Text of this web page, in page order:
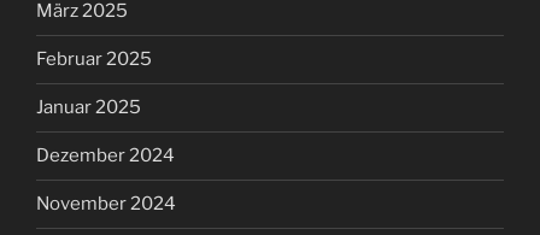
März 2025
Februar 2025
Januar 2025
Dezember 2024
November 2024